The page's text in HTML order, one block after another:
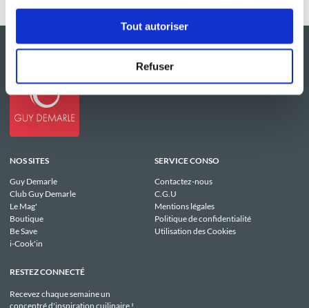
Tout autoriser
Refuser
NOS SITES
Guy Demarle
Club Guy Demarle
Le Mag'
Boutique
Be Save
i-Cook'in
SERVICE CONSO
Contactez-nous
C.G.U
Mentions légales
Politique de confidentialité
Utilisation des Cookies
RESTEZ CONNECTÉ
Recevez chaque semaine un
concentré d'inspiration cuilinaire !